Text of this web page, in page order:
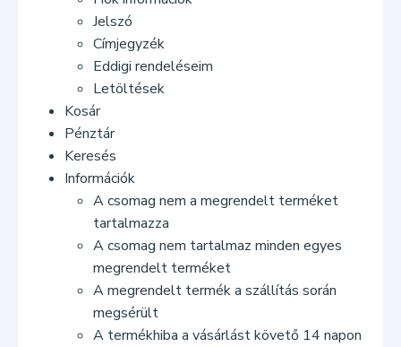
Jelszó
Címjegyzék
Eddigi rendeléseim
Letöltések
Kosár
Pénztár
Keresés
Információk
A csomag nem a megrendelt terméket
tartalmazza
A csomag nem tartalmaz minden egyes
megrendelt terméket
A megrendelt termék a szállítás során
megsérült
A termékhiba a vásárlást követő 14 napon